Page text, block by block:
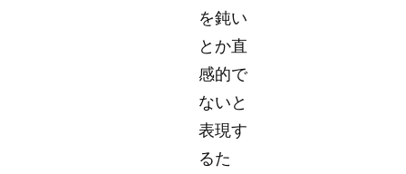
を鈍い
とか直
感的で
ないと
表現す
るた